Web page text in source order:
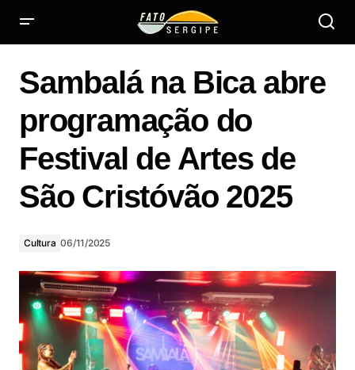
Sambalá na Bica abre
programação do
Festival de Artes de
São Cristóvão 2025
Cultura 06/11/2025